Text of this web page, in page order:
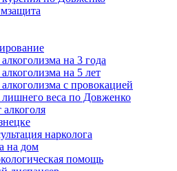
на 3 года
на 5 лет
с провокацией
веса по Довженко
алкоголя
нарколога
на дом
помощь